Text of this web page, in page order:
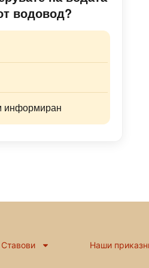
водовод?
информиран
Ставови Наши